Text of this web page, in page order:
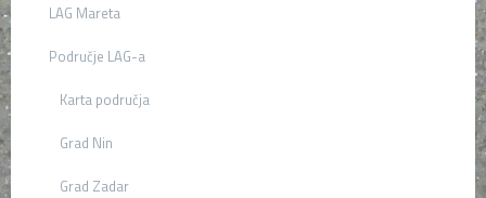
LAG Mareta
Područje LAG-a
Karta područja
Grad Nin
Grad Zadar